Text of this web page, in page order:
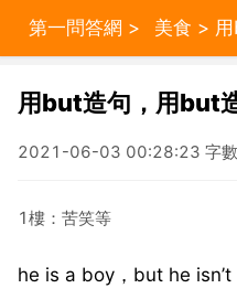
第一問答網 > 美食 >
用but造句，用but
2021-06-03 00:28:23 字
1樓：苦笑等
he is a boy，but he